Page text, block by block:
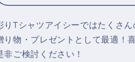
ド・
ャ
ッ
ト
ド・
ャ
ッ
ト
りTシャツアイシーではたくさ
り物・プレゼントとして最適！
非ご検討ください！